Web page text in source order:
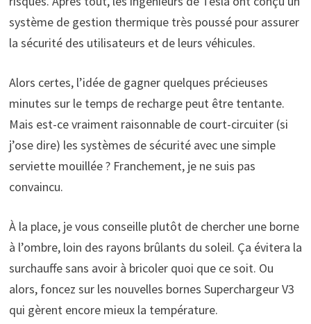
système de gestion thermique très poussé pour assurer
la sécurité des utilisateurs et de leurs véhicules.
Alors certes, l’idée de gagner quelques précieuses
minutes sur le temps de recharge peut être tentante.
Mais est-ce vraiment raisonnable de court-circuiter (si
j’ose dire) les systèmes de sécurité avec une simple
serviette mouillée ? Franchement, je ne suis pas
convaincu.
À la place, je vous conseille plutôt de chercher une borne
à l’ombre, loin des rayons brûlants du soleil. Ça évitera la
surchauffe sans avoir à bricoler quoi que ce soit. Ou
alors, foncez sur les nouvelles bornes Superchargeur V3
qui gèrent encore mieux la température.